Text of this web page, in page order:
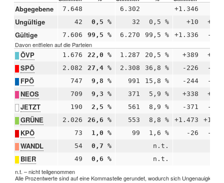
Abgegebene 7.648 6.302 +1.346
Ungültige 42 0,5 % 32 0,5 % +10 +0,0
Gültige 7.606 99,5 % 6.270 99,5 % +1.336 -0,0
Davon entfielen auf die Parteien
ÖVP 1.676 22,0 % 1.287 20,5 % +389 +1,5
SPÖ 2.082 27,4 % 2.308 36,8 % -226 -9,4
FPÖ 747 9,8 % 991 15,8 % -244 -6,0
NEOS 709 9,3 % 371 5,9 % +338 +3,4
JETZT 190 2,5 % 561 8,9 % -371 -6,4
GRÜNE 2.026 26,6 % 553 8,8 % +1.473 +17,8
KPÖ 73 1,0 % 99 1,6 % -26 -0,6
WANDL 54 0,7 % n.t.
BIER 49 0,6 % n.t.
n.t. – nicht teilgenommen
Alle Prozentwerte sind auf eine Kommastelle gerundet, wodurch sich Ungenauigkeiten